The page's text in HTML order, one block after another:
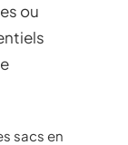
ou
sacs en